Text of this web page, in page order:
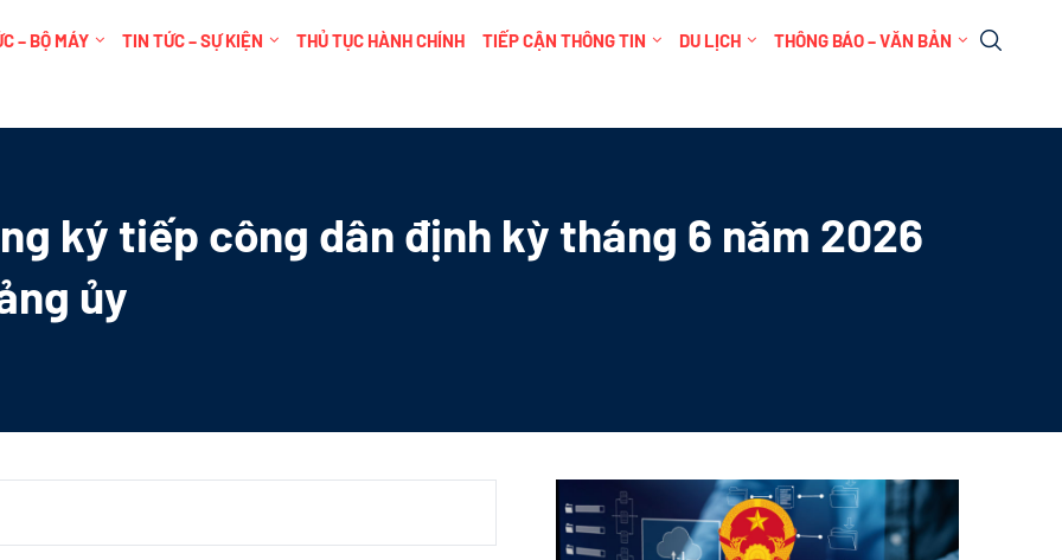
– BỘ MÁY TIN TỨC – SỰ KIỆN THỦ TỤC HÀNH CHÍNH TIẾP CẬN THÔNG TIN DU LỊCH THÔNG BÁO – VĂN BẢN
ký tiếp công dân định kỳ tháng 6 năm 2026
ủy